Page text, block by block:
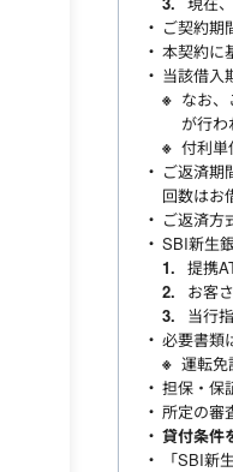
ご契約期
本契約に
当該借入
なお
が行
付利単
ご返済期
回数はお
ご返済方
SBI新生
提携
お客
当行
必要書類
運転免
担保・保
所定の審
貸付条件
「SBI新